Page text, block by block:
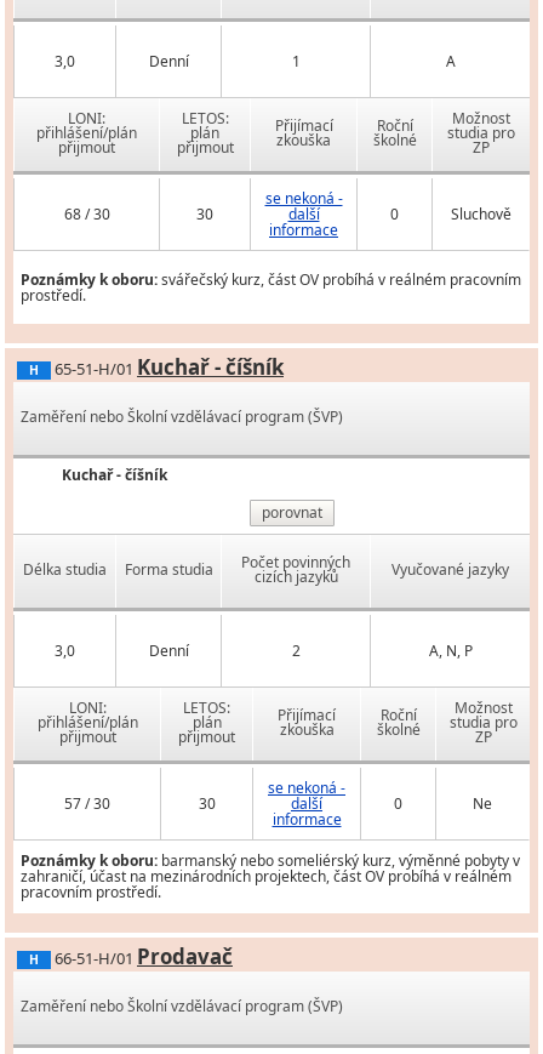
3,0 Denní 1 A
LONI:
přihlášení/plán
přijmout
LETOS:
plán
přijmout
Přijímací
zkouška
Roční
školné
Možnost
studia pro
ZP
68 / 30 30
se nekoná -
další
informace
0 Sluchově
Poznámky k oboru:svářečský kurz, část OV probíhá v reálném pracovním
prostředí.
H 65-51-H/01 Kuchař - číšník
Zaměření nebo Školní vzdělávací program (ŠVP)
Kuchař - číšník
porovnat
Délka studia Forma studia Počet povinných
cizích jazyků Vyučované jazyky
3,0 Denní 2 A, N, P
LONI:
přihlášení/plán
přijmout
LETOS:
plán
přijmout
Přijímací
zkouška
Roční
školné
Možnost
studia pro
ZP
57 / 30 30
se nekoná -
další
informace
0 Ne
Poznámky k oboru: barmanský nebo someliérský kurz, výměnné pobyty v
zahraničí, účast na mezinárodních projektech, část OV probíhá v reálném
pracovním prostředí.
H 66-51-H/01 Prodavač
Zaměření nebo Školní vzdělávací program (ŠVP)